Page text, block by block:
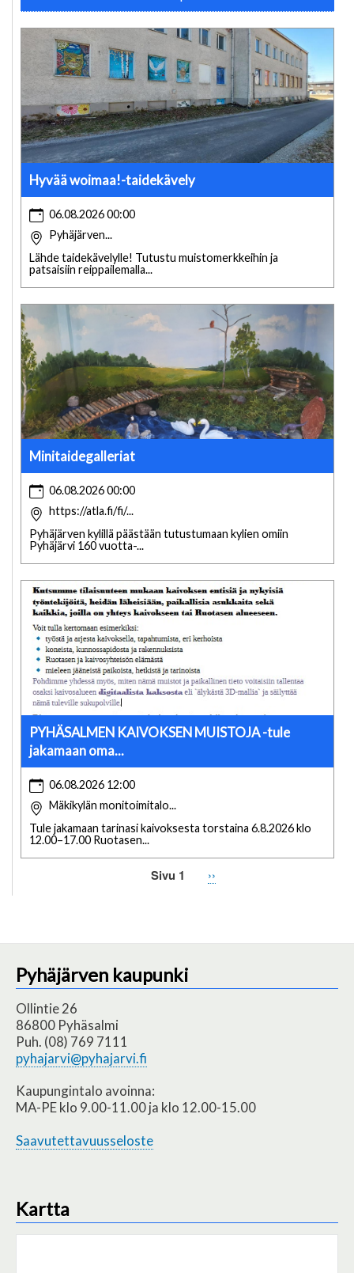
Hyvää woimaa!-taidekävely
06.08.2026 00:00
Pyhäjärven...
Lähde taidekävelylle! Tutustu muistomerkkeihin ja
patsaisiin reippailemalla...
Minitaidegalleriat
06.08.2026 00:00
https://atla.fi/fi/...
Pyhäjärven kylillä päästään tutustumaan kylien omiin
Pyhäjärvi 160 vuotta-...
PYHÄSALMEN KAIVOKSEN MUISTOJA -tule
jakamaan oma...
06.08.2026 12:00
Mäkikylän monitoimitalo...
Tule jakamaan tarinasi kaivoksesta torstaina 6.8.2026 klo
12.00–17.00 Ruotasen...
Sivu 1
Seuraava
››
Pyhäjärven kaupunki
Ollintie 26
86800 Pyhäsalmi
Puh. (08) 769 7111
pyhajarvi@pyhajarvi.fi
Kaupungintalo avoinna:
MA-PE klo 9.00-11.00 ja klo 12.00-15.00
Saavutettavuusseloste
Kartta